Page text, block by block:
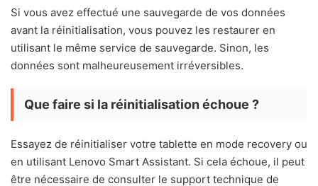
Si vous avez effectué une sauvegarde de vos données
avant la réinitialisation, vous pouvez les restaurer en
utilisant le même service de sauvegarde. Sinon, les
données sont malheureusement irréversibles.
Que faire si la réinitialisation échoue ?
Essayez de réinitialiser votre tablette en mode recovery ou
en utilisant Lenovo Smart Assistant. Si cela échoue, il peut
être nécessaire de consulter le support technique de